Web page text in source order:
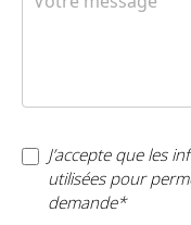
J’accepte que les
utilisées pour
demande*